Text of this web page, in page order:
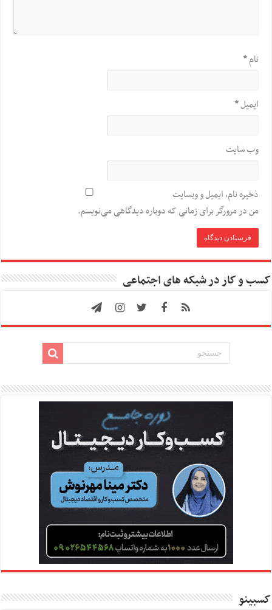
نام*
ایمیل*
وب‌ سایت
ذخیره نام، ایمیل و وبسایت
من در مرورگر برای زمانی که دوباره دیدگاهی می‌نویسم.
کسب و کار در شبکه های اجتماعی
کسبینو